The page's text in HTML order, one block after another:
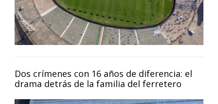
Dos crímenes con 16 años de diferencia: el
drama detrás de la familia del ferretero